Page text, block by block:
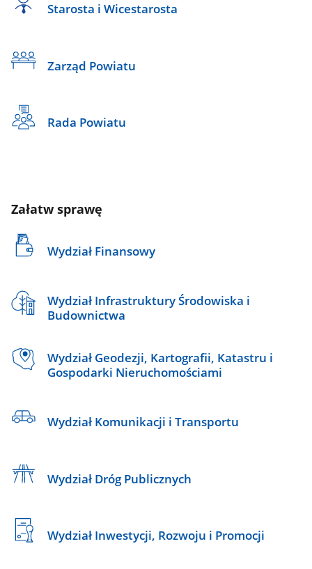
Starosta i Wicestarosta
Zarząd Powiatu
Rada Powiatu
Załatw sprawę
Wydział Finansowy
Wydział Infrastruktury Środowiska i
Budownictwa
Wydział Geodezji, Kartografii, Katastru i
Gospodarki Nieruchomościami
Wydział Komunikacji i Transportu
Wydział Dróg Publicznych
Wydział Inwestycji, Rozwoju i Promocji